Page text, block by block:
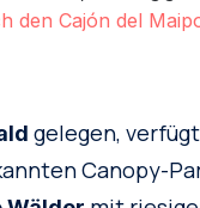
den Cajón del
gelegen,
Canopy-